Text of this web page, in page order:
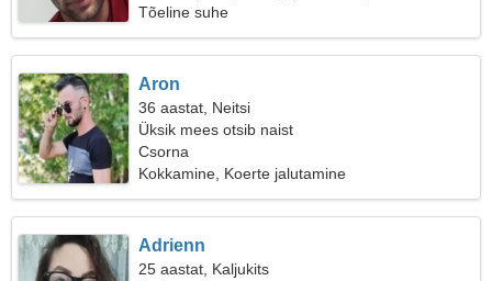
Tõeline suhe
Aron
36 aastat, Neitsi
Üksik mees otsib naist
Csorna
Kokkamine, Koerte jalutamine
Adrienn
25 aastat, Kaljukits